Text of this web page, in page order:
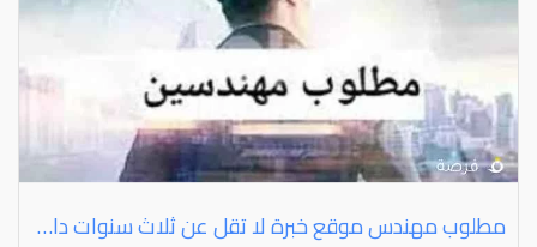
مطلوب مهندس موقع خبرة لا تقل عن ثلاث سنوات داخل الكويت